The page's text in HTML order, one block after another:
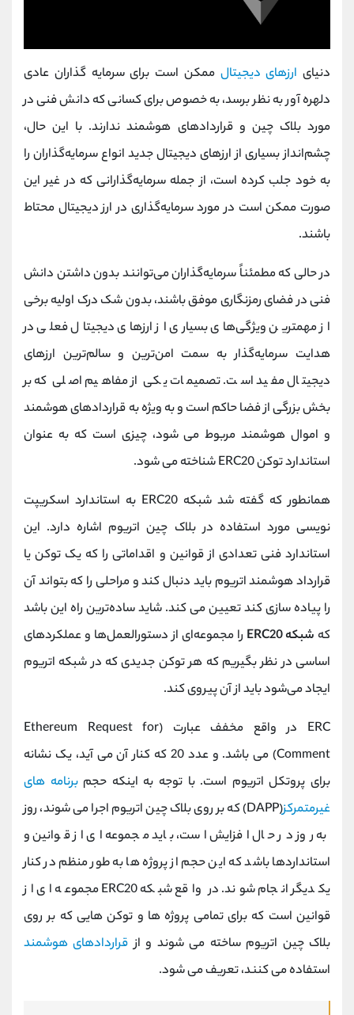
دنیای ارزهای دیجیتال ممکن است برای سرمایه گذاران عادی
دلهره آور به نظر برسد، به خصوص برای کسانی که دانش فنی در
مورد بلاک چین و قراردادهای هوشمند ندارند. با این حال،
چشم‌انداز بسیاری از ارزهای دیجیتال جدید انواع سرمایه‌گذاران را
به خود جلب کرده است، از جمله سرمایه‌گذارانی که در غیر این
صورت ممکن است در مورد سرمایه‌گذاری در ارز دیجیتال محتاط
باشند.
در حالی که مطمئناً سرمایه‌گذاران می‌توانند بدون داشتن دانش
فنی در فضای رمزنگاری موفق باشند، بدون شک درک اولیه برخی
از مهمترین ویژگی‌های بسیاری از ارزهای دیجیتال فعلی در
هدایت سرمایه‌گذار به سمت امن‌ترین و سالم‌ترین ارزهای
دیجیتال مفید است. تصمیمات یکی از مفاهیم اصلی که بر
بخش بزرگی از فضا حاکم است و به ویژه به قراردادهای هوشمند
و اموال هوشمند مربوط می شود، چیزی است که به عنوان
استاندارد توکن ERC20 شناخته می شود.
همانطور که گفته شد شبکه ERC20 به استاندارد اسکریپت
نویسی مورد استفاده در بلاک چین اتریوم اشاره دارد. این
استاندارد فنی تعدادی از قوانین و اقداماتی را که یک توکن یا
قرارداد هوشمند اتریوم باید دنبال کند و مراحلی را که بتواند آن
را پیاده سازی کند تعیین می کند. شاید ساده‌ترین راه این باشد
که شبکه ERC20
را مجموعه‌ای از دستورالعمل‌ها و عملکردهای
اساسی در نظر بگیریم که هر توکن جدیدی که در شبکه اتریوم
ایجاد می‌شود باید از آن پیروی کند.
ERC در واقع مخفف عبارت (Ethereum Request for
Comment) می باشد. و عدد 20 که کنار آن می آید، یک نشانه
برای پروتکل اتریوم است. با توجه به اینکه حجمبرنامه های
غیرمتمرکز
(DAPP) که بر روی بلاک چین اتریوم اجرا می شوند، روز
به روز در حال افزایش است، باید مجموعه ای از قوانین و
استانداردها باشد که این حجم از پروژه ها به طور منظم در کنار
یکدیگر انجام شوند. در واقع شبکه ERC20 مجموعه ای از
قوانین است که برای تمامی پروژه ها و توکن هایی که بر روی
بلاک چین اتریوم ساخته می شوند و از قراردادهای هوشمند
استفاده می کنند، تعریف می شود.